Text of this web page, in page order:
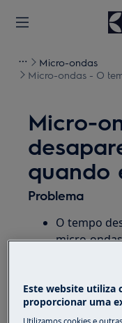
Micro-ondas
Micro-ondas - O
Micro-
quando
Problema
O tempo
micro-
O relógio
Solução
Este website utiliza
proporcionar uma